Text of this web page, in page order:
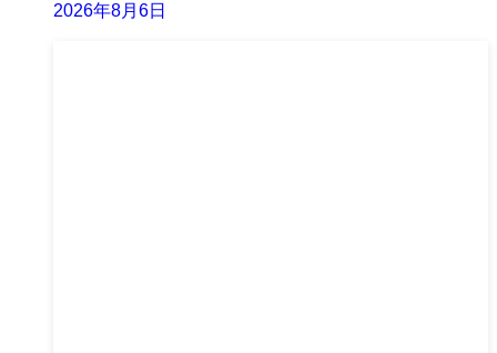
2026年8月6日